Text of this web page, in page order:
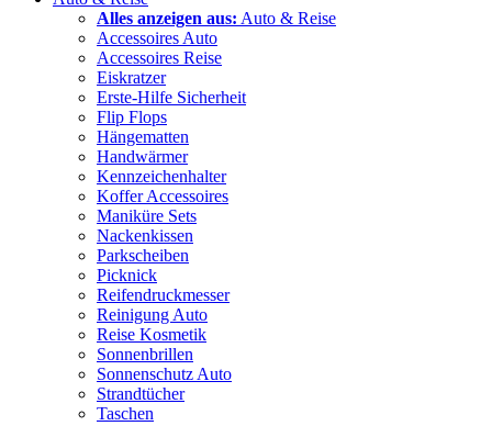
Alles anzeigen aus: Auto & Reise
Accessoires Auto
Accessoires Reise
Eiskratzer
Erste-Hilfe Sicherheit
Flip Flops
Hängematten
Handwärmer
Kennzeichenhalter
Koffer Accessoires
Maniküre Sets
Nackenkissen
Parkscheiben
Picknick
Reifendruckmesser
Reinigung Auto
Reise Kosmetik
Sonnenbrillen
Sonnenschutz Auto
Strandtücher
Taschen